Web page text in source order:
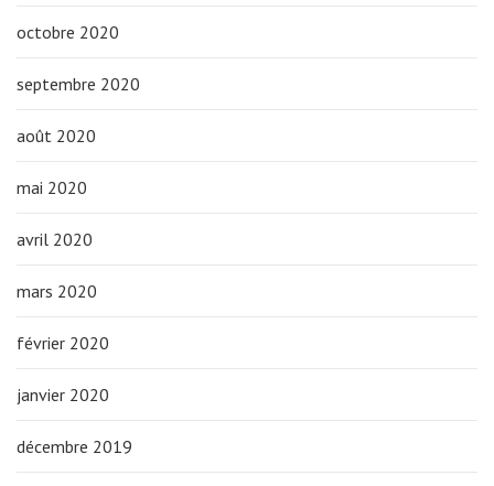
octobre 2020
septembre 2020
août 2020
mai 2020
avril 2020
mars 2020
février 2020
janvier 2020
décembre 2019